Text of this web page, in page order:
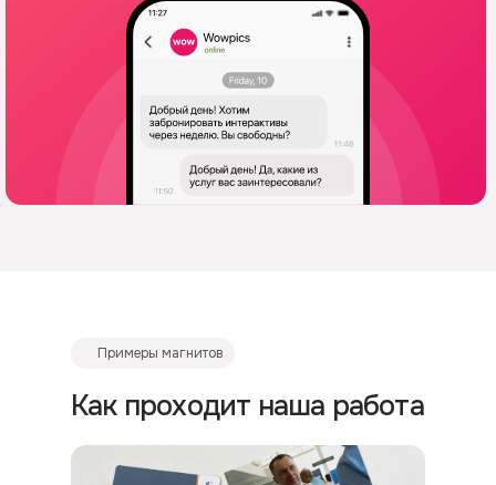
Примеры магнитов
Как проходит наша работа